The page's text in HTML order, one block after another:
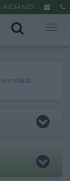
9:00-16:00